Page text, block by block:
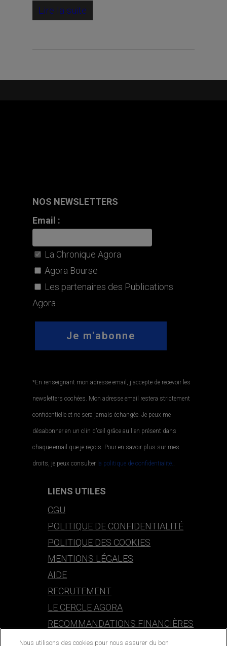
Lire la suite
NOS NEWSLETTERS
Email :
La Chronique Agora
Agora Bourse
Les partenaires des Publications
Agora
*En renseignant mon adresse email, j'accepte de recevoir les
newsletters cochées. Mon adresse email restera strictement
confidentielle et ne sera jamais échangée. Je peux me
désabonner en un clin d'œil grâce au lien présent dans
chaque email que je reçois. Pour en savoir plus sur mes
droits, je peux consulter la politique de confidentialité..
LIENS UTILES
CGU
POLITIQUE DE CONFIDENTIALITÉ
POLITIQUE DES COOKIES
MENTIONS LÉGALES
AIDE
RECRUTEMENT
LE CERCLE AGORA
RECOMMANDATIONS FINANCIÈRES
Nous utilisons des cookies pour nous assurer du bon